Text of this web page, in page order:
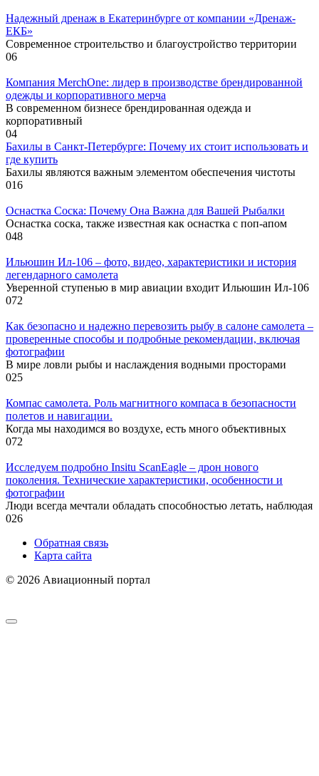
Надежный дренаж в Екатеринбурге от компании «Дренаж-
ЕКБ»
Современное строительство и благоустройство территории
06
Компания MerchOne: лидер в производстве брендированной
одежды и корпоративного мерча
В современном бизнесе брендированная одежда и
корпоративный
04
Бахилы в Санкт-Петербурге: Почему их стоит использовать и
где купить
Бахилы являются важным элементом обеспечения чистоты
016
Оснастка Соска: Почему Она Важна для Вашей Рыбалки
Оснастка соска, также известная как оснастка с поп-апом
048
Ильюшин Ил-106 – фото, видео, характеристики и история
легендарного самолета
Уверенной ступенью в мир авиации входит Ильюшин Ил-106
072
Как безопасно и надежно перевозить рыбу в салоне самолета –
проверенные способы и подробные рекомендации, включая
фотографии
В мире ловли рыбы и наслаждения водными просторами
025
Компас самолета. Роль магнитного компаса в безопасности
полетов и навигации.
Когда мы находимся во воздухе, есть много объективных
072
Исследуем подробно Insitu ScanEagle – дрон нового
поколения. Технические характеристики, особенности и
фотографии
Люди всегда мечтали обладать способностью летать, наблюдая
026
Обратная связь
Карта сайта
© 2026 Авиационный портал